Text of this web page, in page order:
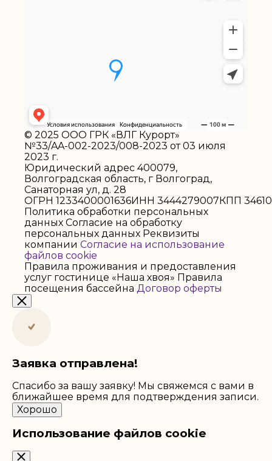
© 2025 ООО ГРК «ВЛГ Курорт»
№33/AA-002-2023/008-2023 от 03 июля
2023 г.
Юридический адрес 400079,
Волгоградская область, г Волгоград,
Санаторная ул, д. 28
ОГРН 1233400001636ИНН 3444279007КПП
Политика обработки персональных
данных Согласие на обработку
персональных данных Реквизиты
компании Согласие на использование
файлов cookie
Правила проживания и предоставления
услуг гостинице «Наша хвоя» Правила
посещения бассейна Договор оферты
Заявка отправлена!
Спасибо за вашу заявку! Мы свяжемся с вами в
ближайшее время для подтверждения записи.
Хорошо
Использование файлов cookie